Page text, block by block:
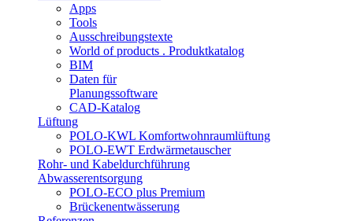
Apps
Tools
Ausschreibungstexte
World of products . Produktkatalog
BIM
Daten für
Planungssoftware
CAD-Katalog
Lüftung
POLO-KWL Komfortwohnraumlüftung
POLO-EWT Erdwärmetauscher
Rohr- und Kabeldurchführung
Abwasserentsorgung
POLO-ECO plus Premium
Brückenentwässerung